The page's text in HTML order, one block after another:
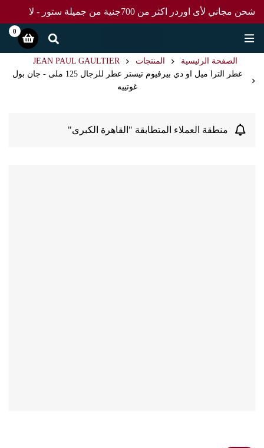
شحن مجاني لأى اوردر اكثر من 700جنية من جميلة ستور - لا
تفوت العرض
0
الصفحة الرئيسية المنتجات
JEAN PAUL GAULTIER
عطر الترا ميل او دي بيرفيوم تيستر عطر للرجال 125 ملى - جان بول
غوتييه
منطقة العملاء المتطابقة "القاهرة الكبرى"